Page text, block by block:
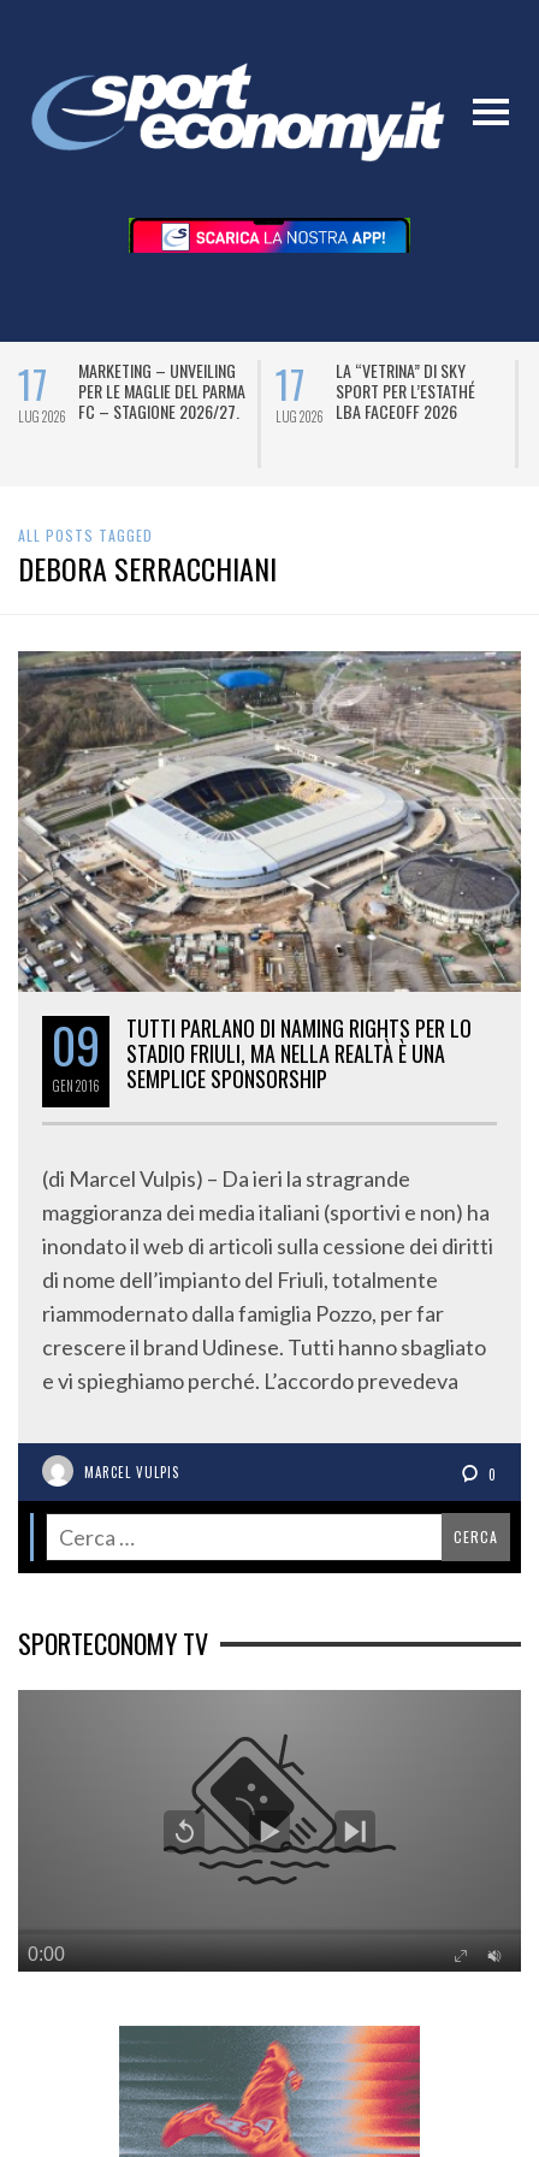
17
LUG 2026
MARKETING – UNVEILING
PER LE MAGLIE DEL PARMA
FC – STAGIONE 2026/27.
17
LUG 2026
LA “VETRINA” DI SKY
SPORT PER L’ESTATHÉ
LBA FACEOFF 2026
ALL POSTS TAGGED
DEBORA SERRACCHIANI
09
GEN2016
TUTTI PARLANO DI NAMING RIGHTS PER LO
STADIO FRIULI, MA NELLA REALTÀ È UNA
SEMPLICE SPONSORSHIP
(di Marcel Vulpis) – Da ieri la stragrande
maggioranza dei media italiani (sportivi e non) ha
inondato il web di articoli sulla cessione dei diritti
di nome dell’impianto del Friuli, totalmente
riammodernato dalla famiglia Pozzo, per far
crescere il brand Udinese. Tutti hanno sbagliato
e vi spieghiamo perché. L’accordo prevedeva
MARCEL VULPIS 0
SPORTECONOMY TV